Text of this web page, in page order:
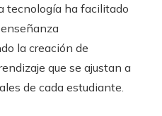
tecnología ha facilitado
la creación de
que se ajustan a
de cada estudiante.